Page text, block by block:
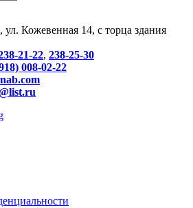
ул. Кожевенная 14, с торца здания
21-22, 238-25-30
008-02-22